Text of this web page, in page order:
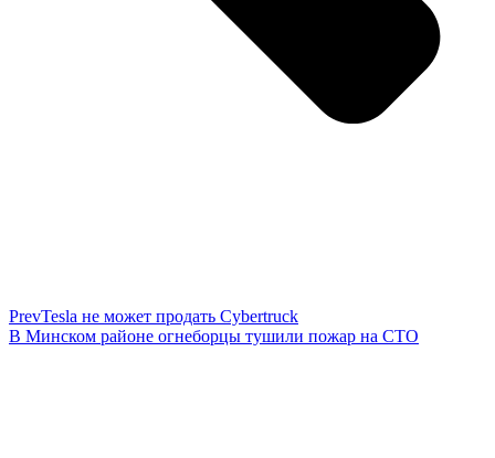
PrevTesla не может продать Cybertruck
В Минском районе огнеборцы тушили пожар на СТО